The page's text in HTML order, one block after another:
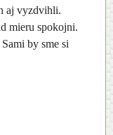
aj vyzdvihli.
mieru spokojni.
by sme si